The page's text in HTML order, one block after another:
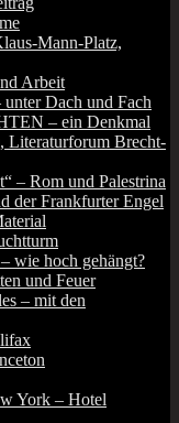
Mann-Platz,
Arbeit
Dach und Fach
– ein Denkmal
Literaturforum Brecht-
– Rom und Palestrina
der Frankfurter Engel
wie hoch gehängt?
und Feuer
– mit den
York – Hotel